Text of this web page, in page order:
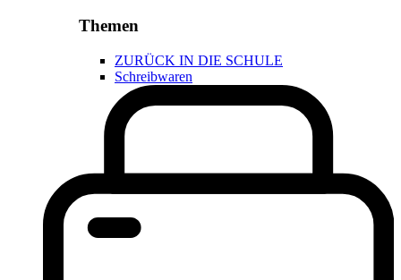
Themen
ZURÜCK IN DIE SCHULE
Schreibwaren